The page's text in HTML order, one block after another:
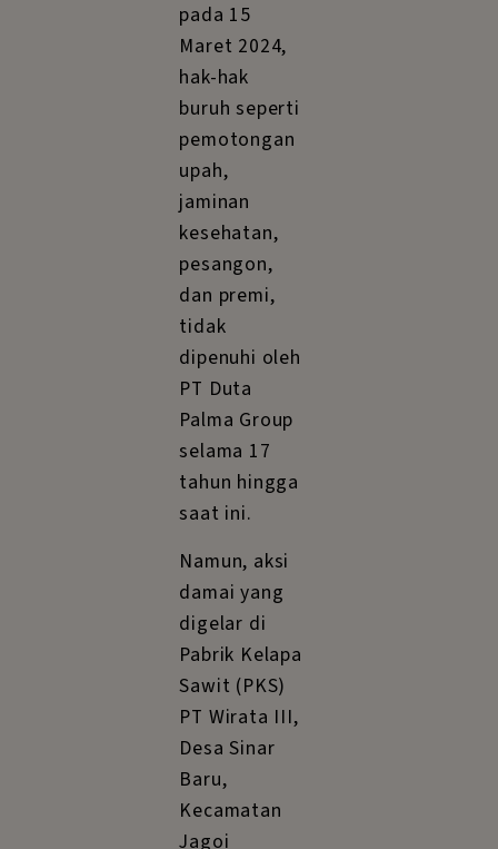
pada 15
Maret 2024,
hak-hak
buruh seperti
pemotongan
upah,
jaminan
kesehatan,
pesangon,
dan premi,
tidak
dipenuhi oleh
PT Duta
Palma Group
selama 17
tahun hingga
saat ini.
Namun, aksi
damai yang
digelar di
Pabrik Kelapa
Sawit (PKS)
PT Wirata III,
Desa Sinar
Baru,
Kecamatan
Jagoi